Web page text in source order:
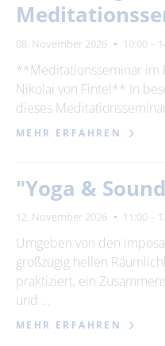
08. November 2026 10:00 –
**Meditationsseminar im
Nikolai von Fintel** In
dieses
MEHR ERFAHREN
"Yoga &
12. November 2026 11:00 –
Umgeben von den
großzügig hellen
praktiziert, ein
und …
MEHR ERFAHREN